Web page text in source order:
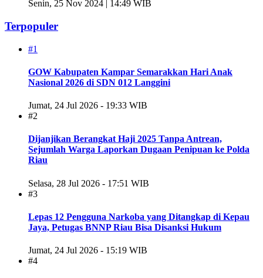
Senin, 25 Nov 2024 | 14:49 WIB
Terpopuler
#1
GOW Kabupaten Kampar Semarakkan Hari Anak
Nasional 2026 di SDN 012 Langgini
Jumat, 24 Jul 2026 - 19:33 WIB
#2
Dijanjikan Berangkat Haji 2025 Tanpa Antrean,
Sejumlah Warga Laporkan Dugaan Penipuan ke Polda
Riau
Selasa, 28 Jul 2026 - 17:51 WIB
#3
Lepas 12 Pengguna Narkoba yang Ditangkap di Kepau
Jaya, Petugas BNNP Riau Bisa Disanksi Hukum
Jumat, 24 Jul 2026 - 15:19 WIB
#4